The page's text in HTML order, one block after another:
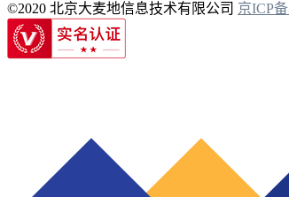
©2020 北京大麦地信息技术有限公司 京ICP